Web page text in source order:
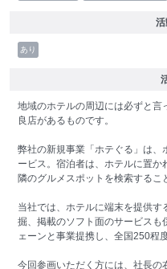
あり
地域のホテルの周辺には必ずと言
良店があるものです。
弊社の新規事業「ホテぐる」は
ービス。宿泊者は、ホテルに置
隣のグルメスポットを検索するこ
当社では、ホテルに端末を提供
掘、掲載のソフト面のサービスも
ェーンと事業提携し、全国250程
今回参画いただく方には、社長